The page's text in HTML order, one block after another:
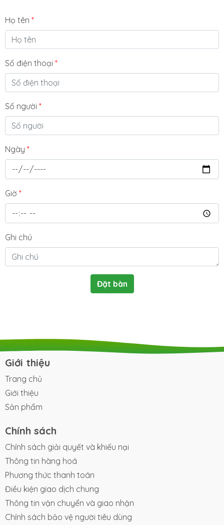
Họ tên *
Số điện thoại *
Số người *
Ngày *
Giờ *
Ghi chú
Đặt bàn
Giới thiệu
Trang chủ
Giới thiệu
Sản phẩm
Chính sách
Chính sách giải quyết và khiếu nại
Thông tin hàng hoá
Phương thức thanh toán
Điều kiện giao dịch chung
Thông tin vận chuyển và giao nhận
Chính sách bảo vệ người tiêu dùng